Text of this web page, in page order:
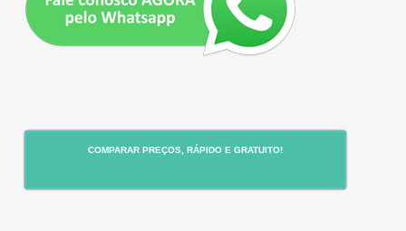
COMPARAR PREÇOS, RÁPIDO E GRATUITO!